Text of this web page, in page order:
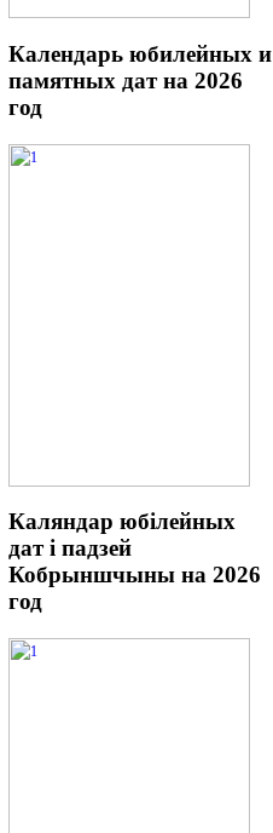
Календарь юбилейных и
памятных дат на 2026
год
Каляндар юбілейных
дат і падзей
Кобрыншчыны на 2026
год